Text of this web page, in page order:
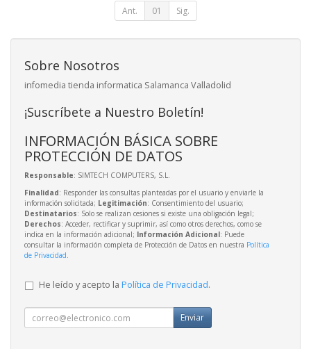
Ant. 01 Sig.
Sobre Nosotros
infomedia tienda informatica Salamanca Valladolid
¡Suscríbete a Nuestro Boletín!
INFORMACIÓN BÁSICA SOBRE
PROTECCIÓN DE DATOS
Responsable: SIMTECH COMPUTERS, S.L.
Finalidad: Responder las consultas planteadas por el usuario y enviarle la
información solicitada; Legitimación: Consentimiento del usuario;
Destinatarios: Solo se realizan cesiones si existe una obligación legal;
Derechos: Acceder, rectificar y suprimir, así como otros derechos, como se
indica en la información adicional; Información Adicional: Puede
consultar la información completa de Protección de Datos en nuestra Política
de Privacidad.
He leído y acepto la Política de Privacidad.
Enviar